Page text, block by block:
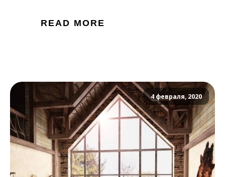
READ MORE
4 февраля, 2020